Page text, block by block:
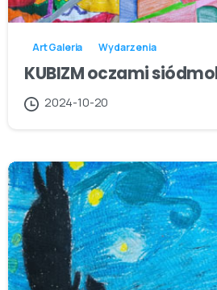
Art Galeria Wydarzenia
KUBIZM oczami
2024-10-20